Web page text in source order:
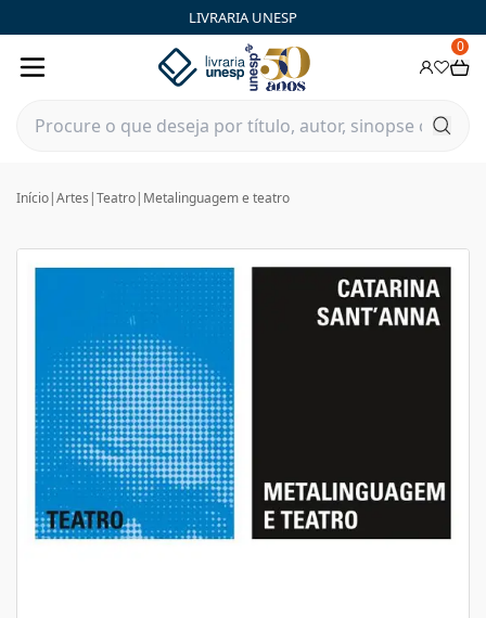
LIVRARIA UNESP
0
Início|Artes |Teatro| Metalinguagem e teatro